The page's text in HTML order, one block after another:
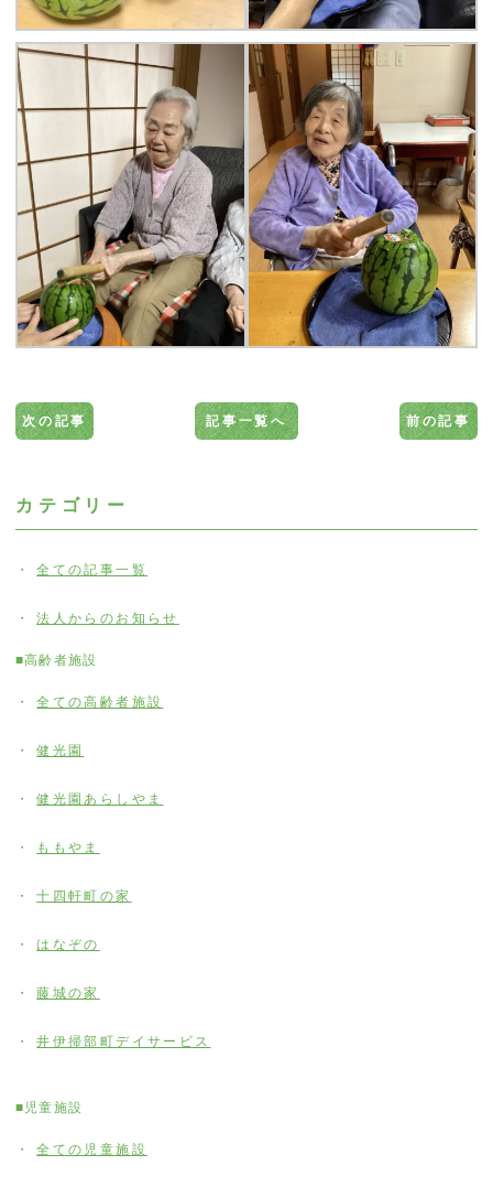
次の記事 記事一覧へ 前の記事
カテゴリー
全ての記事一覧
法人からのお知らせ
■高齢者施設
全ての高齢者施設
健光園
健光園あらしやま
ももやま
十四軒町の家
はなぞの
藤城の家
井伊掃部町デイサービス
■児童施設
全ての児童施設